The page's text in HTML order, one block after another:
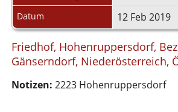
Datum 12 Feb 2019
Friedhof, Hohenruppersdorf,
Gänserndorf, Niederösterreich,
Notizen: 2223 Hohenruppersdorf